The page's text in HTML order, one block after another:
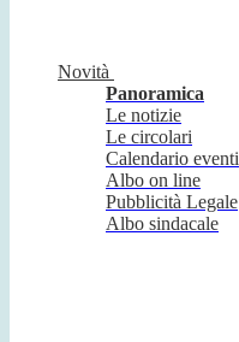
Novità
Panoramica
Le notizie
Le circolari
Calendario eventi
Albo on line
Pubblicità Legale
Albo sindacale